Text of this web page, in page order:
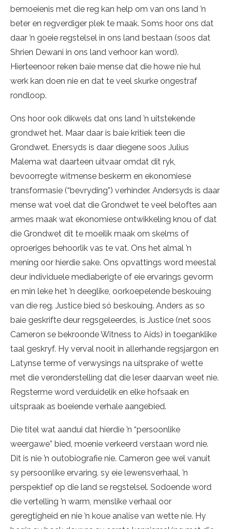
bemoeienis met die reg kan help om van ons land ’n
beter en regverdiger plek te maak. Soms hoor ons dat
daar ’n goeie regstelsel in ons land bestaan (soos dat
Shrien Dewani in ons land verhoor kan word).
Hierteenoor reken baie mense dat die howe nie hul
werk kan doen nie en dat te veel skurke ongestraf
rondloop.
Ons hoor ook dikwels dat ons land ’n uitstekende
grondwet het. Maar daar is baie kritiek teen die
Grondwet. Enersyds is daar diegene soos Julius
Malema wat daarteen uitvaar omdat dit ryk,
bevoorregte witmense beskerm en ekonomiese
transformasie (“bevryding”) verhinder. Andersyds is daar
mense wat voel dat die Grondwet te veel beloftes aan
armes maak wat ekonomiese ontwikkeling knou of dat
die Grondwet dit te moeilik maak om skelms of
oproeriges behoorlik vas te vat. Ons het almal ’n
mening oor hierdie sake. Ons opvattings word meestal
deur individuele mediaberigte of eie ervarings gevorm
en min leke het ’n deeglike, oorkoepelende beskouing
van die reg. Justice bied só beskouing. Anders as so
baie geskrifte deur regsgeleerdes, is Justice (net soos
Cameron se bekroonde Witness to Aids) in toeganklike
taal geskryf. Hy verval nooit in allerhande regsjargon en
Latynse terme of verwysings na uitsprake of wette
met die veronderstelling dat die leser daarvan weet nie.
Regsterme word verduidelik en elke hofsaak en
uitspraak as boeiende verhale aangebied.
Die titel wat aandui dat hierdie ’n “persoonlike
weergawe” bied, moenie verkeerd verstaan word nie.
Dit is nie ’n outobiografie nie. Cameron gee wel vanuit
sy persoonlike ervaring, sy eie lewensverhaal, ’n
perspektief op die land se regstelsel. Sodoende word
die vertelling ’n warm, menslike verhaal oor
geregtigheid en nie ’n koue analise van wette nie. Hy